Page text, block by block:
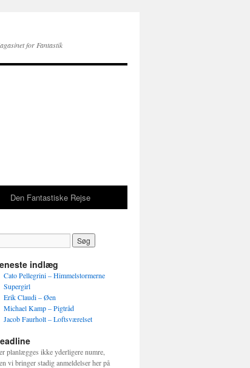
for Fantastik
Den Fantastiske Rejse
indlæg
Cato Pellegrini – Himmelstormerne
Supergirl
Erik Claudi – Øen
Michael Kamp – Pigtråd
Jacob Faurholt – Loftsværelset
planlægges ikke yderligere numre,
vi bringer stadig anmeldelser her på